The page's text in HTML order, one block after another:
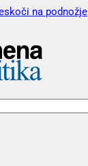
na podnožje